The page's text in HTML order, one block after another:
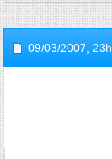
09/03/2007,